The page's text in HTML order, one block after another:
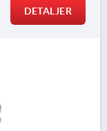
DETALJER